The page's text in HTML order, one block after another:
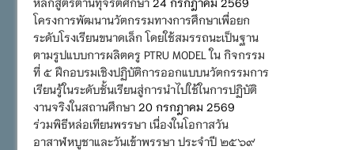
โครงการพัฒนานวัตกรรมทางการศึกษาเพื่อยก
ระดับโรงเรียนขนาดเล็ก โดยใช้สมรรถนะเป็นฐาน
ตามรูปแบบการผลิตครู PTRU MODEL ใน กิจกรรม
ที่ ๕ ฝึกอบรมเชิงปฏิบัติการออกแบบนวัตกรรมการ
เรียนรู้ในระดับชั้นเรียนสู่การนำไปใช้ในการปฏิบัติ
งานจริงในสถานศึกษา 20 กรกฎาคม 2569
ร่วมพิธีหล่อเทียนพรรษา เนื่องในโอกาสวัน
อาสาฬหบูชาและวันเข้าพรรษา ประจำปี ๒๕๖๙